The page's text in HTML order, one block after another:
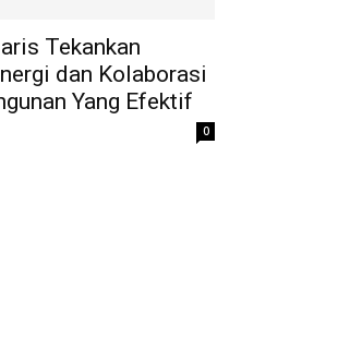
Tekankan
dan Kolaborasi
Yang Efektif
0